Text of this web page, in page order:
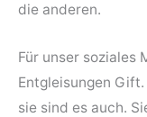
die anderen.
Für unser soziales
Entgleisungen
sie sind es auch.